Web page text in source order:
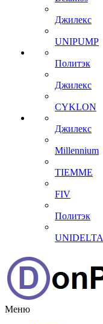
Джилекс
UNIPUMP
Политэк
Джилекс
CYKLON
Джилекс
Millennium
TIEMME
FIV
Политэк
UNIDELTA
Меню